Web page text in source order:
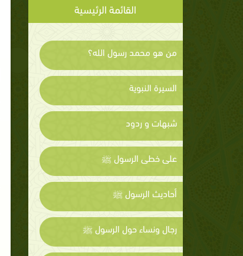
القائمة الرئيسية
من هو محمد رسول الله؟
السيرة النبوية
شبهات و ردود
على خطى الرسول ﷺ
أحاديث الرسول ﷺ
رجال ونساء حول الرسول ﷺ